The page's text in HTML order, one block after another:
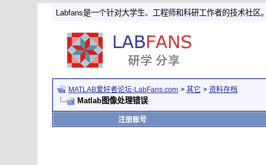
Labfans是一个针对大学生、工程师和科研工作者的技术社区
MATLAB爱好者论坛-LabFans.com > 其它 > 资料存档
Matlab图像处理错误
注册账号